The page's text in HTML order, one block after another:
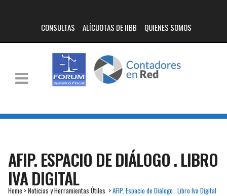
CONSULTAS ALÍCUOTAS DE IIBB QUIENES SOMOS
AFIP. ESPACIO DE DIÁLOGO . LIBRO
IVA DIGITAL
Home >Noticias y Herramientas Útiles >AFIP. Espacio de Diálogo . Libro Iva Digital